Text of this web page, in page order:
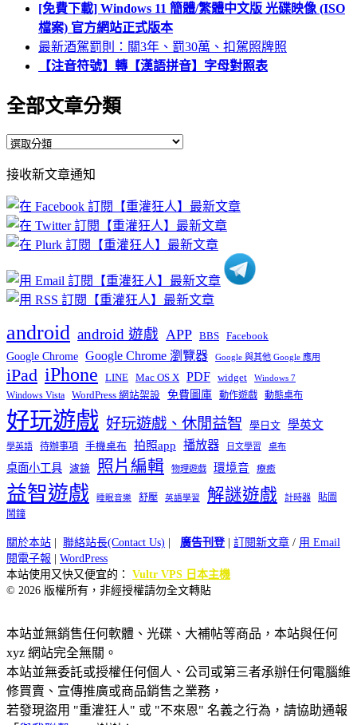
[免費下載] Windows 11 簡體/繁體中文版 光碟映像 (ISO
檔案) 官方網站正式版本
最新酒駕罰則：關3年、罰30萬、扣駕照牌照
【注音符號】轉【漢語拼音】字母對照表
全部文章分類
全
文
章
分
類
接收新文章通知
android android 遊戲 APP BBS Facebook
Google Chrome Google Chrome 瀏覽器 Google 與其他 Google 應用
iPad iPhone LINE Mac OS X PDF widget Windows 7
Windows Vista WordPress 網站架設 免費圖庫 動作遊戲 動態桌布
好玩遊戲 好玩遊戲、休閒益智 學日文 學英文
學英語 待辦事項 手機桌布 拍照app 播放器 日文學習 桌布
桌面小工具 濾鏡 照片編輯 物理遊戲 環境音 療癒
益智遊戲 睡眠音樂 舒壓 英語學習 解謎遊戲 計時器
貼圖
鬧鐘
關於本站 | 聯絡站長(Contact Us) | 廣告刊登| 訂閱新文章 / 用 Email
閱電子報 | WordPress
本站使用又快又便宜的： Vultr VPS 日本主機
© 2026 版權所有，非經授權請勿全文轉貼
本站並無銷售任何軟體、光碟、大補帖等商品，本站與任何
xyz 網站完全無關。
本站並無委託或授權任何個人、公司或第三者承辦任何電腦維
修買賣、宣傳推廣或商品銷售之業務，
若發現盜用 "重灌狂人" 或 "不來恩" 名義之行為，請協助通報